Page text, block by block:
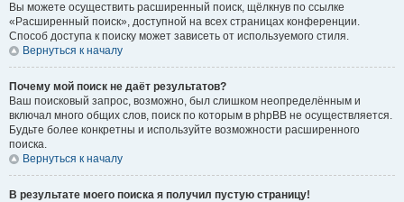
Вы можете осуществить расширенный поиск, щёлкнув по ссылке
«Расширенный поиск», доступной на всех страницах конференции.
Способ доступа к поиску может зависеть от используемого стиля.
Вернуться к началу
Почему мой поиск не даёт результатов?
Ваш поисковый запрос, возможно, был слишком неопределённым и
включал много общих слов, поиск по которым в phpBB не осуществляется.
Будьте более конкретны и используйте возможности расширенного
поиска.
Вернуться к началу
В результате моего поиска я получил пустую страницу!